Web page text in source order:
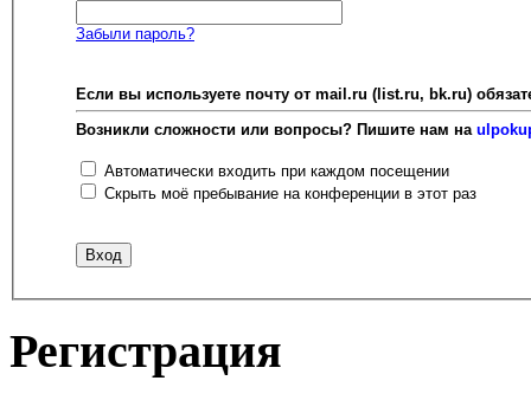
Забыли пароль?
Если вы используете почту от mail.ru (list.ru, bk.ru)
Возникли сложности или вопросы? Пишите нам на
Автоматически входить при каждом посещении
Скрыть моё пребывание на конференции в этот раз
Регистрация